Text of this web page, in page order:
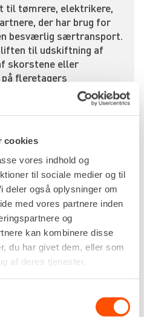
cookies
vores indhold og
til sociale medier og til
deler også oplysninger om
med vores partnere inden
og
kan kombinere disse
du har givet dem, eller som
af deres tjenester.
til tømrere, elektrikere,
der har brug for
besværlig særtransport.
til udskiftning af
skorstene eller
fleretagers
gør det muligt at nå
Ved service på
af skilte eller
ud, og operatøren
op til
fuld kontrol ved arbejde
høje
integrerede
overvåger stabiliteten
Da lastbilliften
valget af denne model
og ESG-mål.